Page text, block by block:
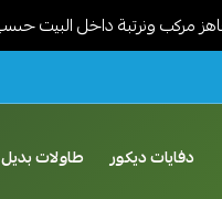
داخل البيت حسب رغبة
دفايات ديكور طاولات